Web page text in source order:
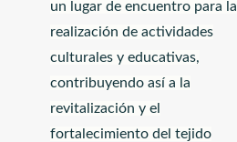
un lugar de encuentro para la
realización de actividades
culturales y educativas,
contribuyendo así a la
revitalización y el
fortalecimiento del tejido